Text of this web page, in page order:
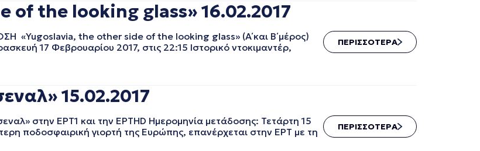
of the looking glass» 16.02.2017
the other side of the looking glass» (Α΄ και Β΄ μέρος)
17 Φεβρουαρίου 2017, στις 22:15 Ιστορικό ντοκιμαντέρ,
ΠΕΡΙΣΣΟΤΕΡΑ
15.02.2017
στην ΕΡΤ1 και την ΕΡΤHD Ημερομηνία μετάδοσης: Τετάρτη 15
ποδοσφαιρική γιορτή της Ευρώπης, επανέρχεται στην ΕΡΤ με τη
ΠΕΡΙΣΣΟΤΕΡΑ